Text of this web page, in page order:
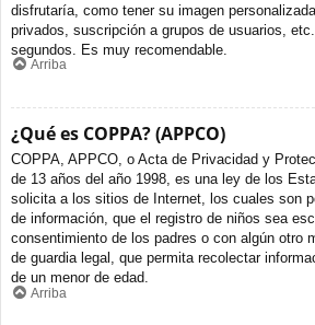
disfrutaría, como tener su imagen
privados, suscripción a grupos de usuarios,
segundos. Es muy recomendable.
Arriba
¿Qué es COPPA? (APPCO)
COPPA, APPCO, o Acta de Privacidad y
de 13 años del año 1998, es una ley de los
solicita a los sitios de Internet, los cuales son
de información, que el registro de niños sea
consentimiento de los padres o con algún otro
de guardia legal, que permita recolectar
de un menor de edad.
Arriba